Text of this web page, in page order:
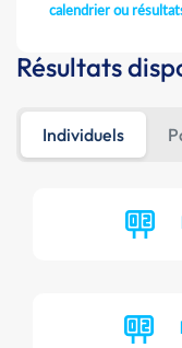
calendrier ou
Résultats
Individuels